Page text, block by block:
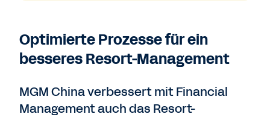
Optimierte Prozesse für ein
besseres Resort-Management
MGM China verbessert mit Financial
Management auch das Resort-